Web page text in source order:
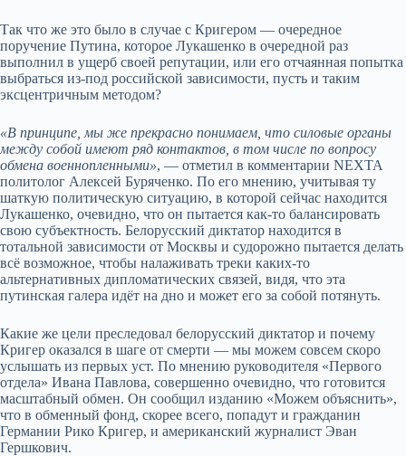
Так что же это было в случае с Кригером — очередное
поручение Путина, которое Лукашенко в очередной раз
выполнил в ущерб своей репутации, или его отчаянная попытка
выбраться из-под российской зависимости, пусть и таким
эксцентричным методом?
«В принципе, мы же прекрасно понимаем, что силовые органы
между собой имеют ряд контактов, в том числе по вопросу
обмена военнопленными», — отметил в комментарии NEXTA
политолог Алексей Буряченко. По его мнению, учитывая ту
шаткую политическую ситуацию, в которой сейчас находится
Лукашенко, очевидно, что он пытается как-то балансировать
свою субъектность. Белорусский диктатор находится в
тотальной зависимости от Москвы и судорожно пытается делать
всё возможное, чтобы налаживать треки каких-то
альтернативных дипломатических связей, видя, что эта
путинская галера идёт на дно и может его за собой потянуть.
Какие же цели преследовал белорусский диктатор и почему
Кригер оказался в шаге от смерти — мы можем совсем скоро
услышать из первых уст. По мнению руководителя «Первого
отдела» Ивана Павлова, совершенно очевидно, что готовится
масштабный обмен. Он сообщил изданию «Можем объяснить»,
что в обменный фонд, скорее всего, попадут и гражданин
Германии Рико Кригер, и американский журналист Эван
Гершкович.